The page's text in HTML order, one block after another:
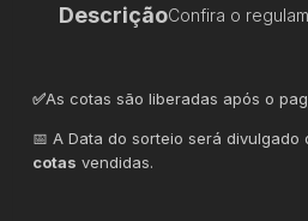
DescriçãoConfira o
✅As cotas são liberadas após o
📅 A Data do sorteio será divulgado
cotas vendidas.